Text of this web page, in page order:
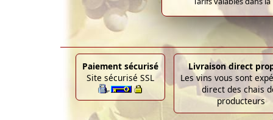
Paiement sécurisé
Site sécurisé SSL
Livraison direct
Les vins vous sont
direct des chais
producteurs